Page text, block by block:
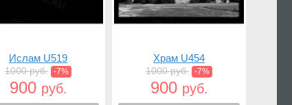
Ислам U519
1000 руб. -7%
900 руб.
Храм U454
1000 руб. -7%
900 руб.